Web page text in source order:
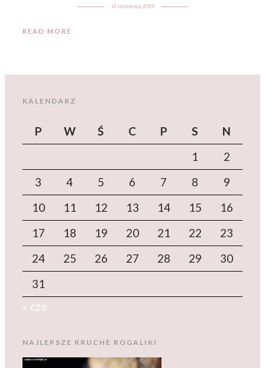
11 września 2019
READ MORE
KALENDARZ
P W Ś C P S
N
1
2
3
4 5 6 7 8
9
10
11 12 13 14 15
16
17
18 19 20 21 22
23
24
25 26 27 28 29
30
31
« cze
NAJLEPSZE KRUCHE ROGALIKI